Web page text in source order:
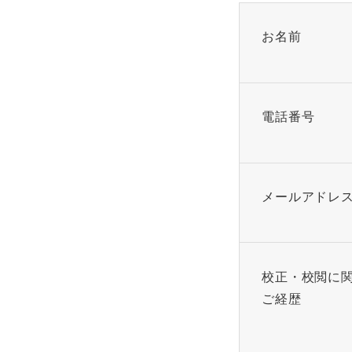
お名前
電話番号
メールアドレス
校正・校閲に
ご経歴